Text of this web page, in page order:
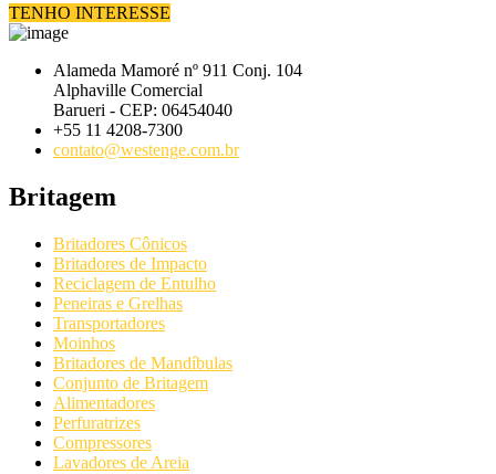
TENHO INTERESSE
Alameda Mamoré nº 911 Conj. 104
Alphaville Comercial
Barueri - CEP: 06454040
+55 11 4208-7300
contato@westenge.com.br
Britagem
Britadores Cônicos
Britadores de Impacto
Reciclagem de Entulho
Peneiras e Grelhas
Transportadores
Moinhos
Britadores de Mandíbulas
Conjunto de Britagem
Alimentadores
Perfuratrizes
Compressores
Lavadores de Areia